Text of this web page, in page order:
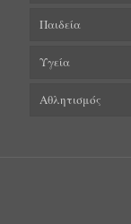
Παιδεία
Υγεία
Αθλητισμός